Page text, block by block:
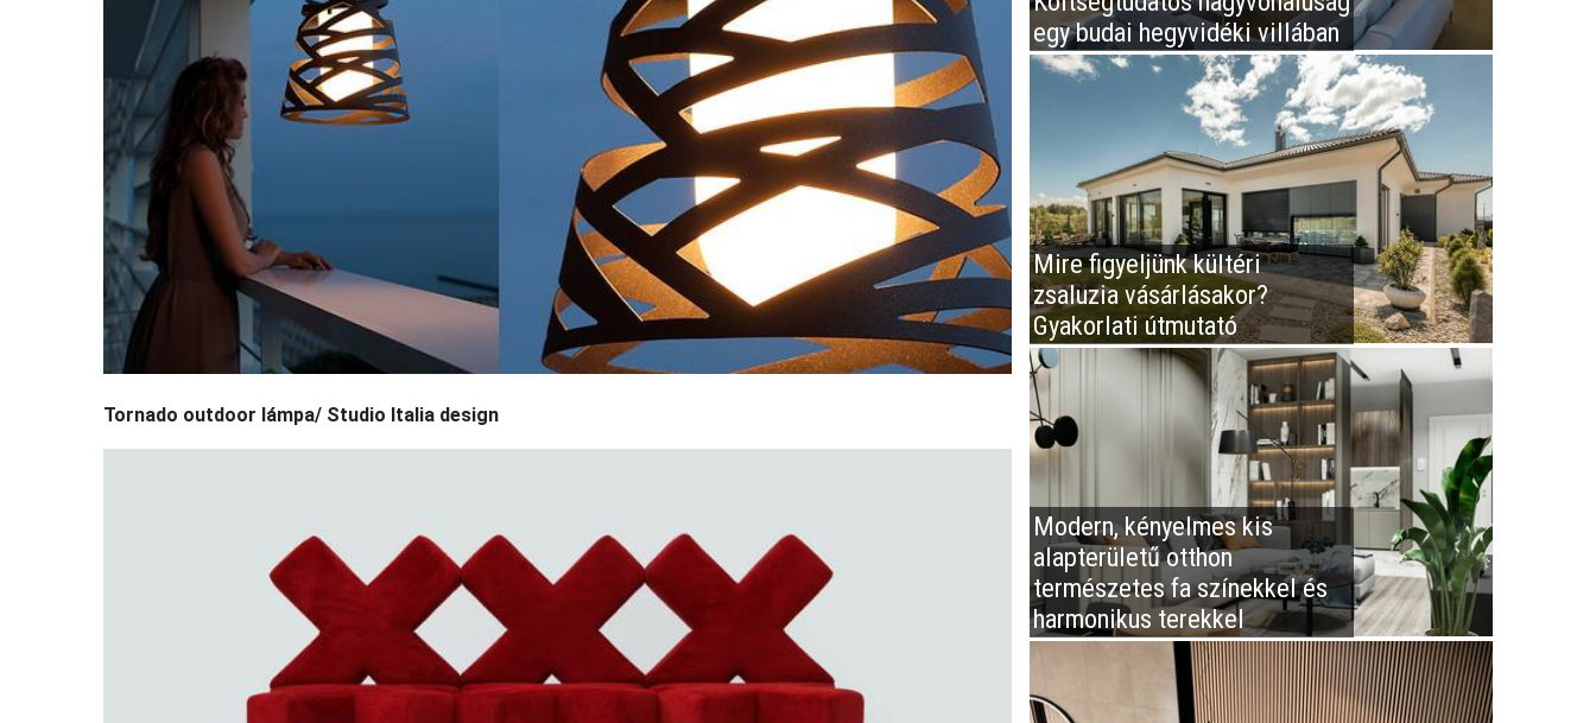
Tornado outdoor lámpa/ Studio Italia design
egy budai hegyvidéki villában
Mire figyeljünk kültéri
zsaluzia vásárlásakor?
Gyakorlati útmutató
Modern, kényelmes kis
alapterületű otthon
természetes fa színekkel és
harmonikus terekkel